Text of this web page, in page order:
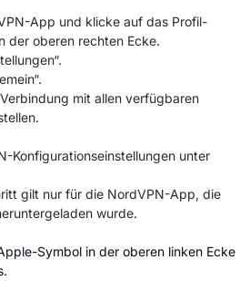
App und klicke auf das Profil-
der oberen rechten Ecke.
mit allen verfügbaren
Konfigurationseinstellungen unter
gilt nur für die NordVPN-App, die
wurde.
Symbol in der oberen linken Ecke